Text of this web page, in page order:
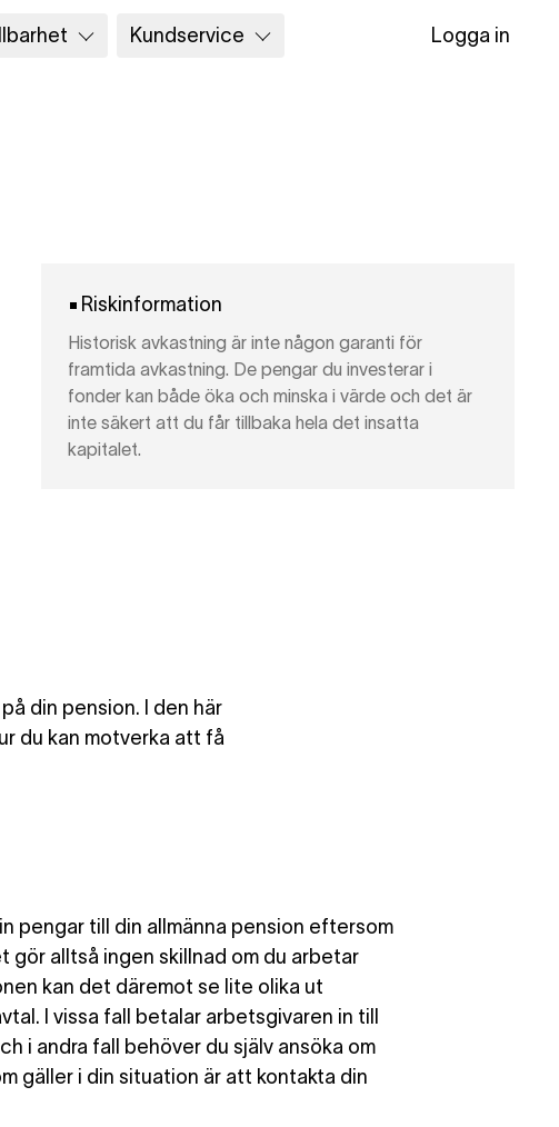
Kundservice Logga in
Riskinformation
Historisk avkastning är inte någon garanti för
framtida avkastning. De pengar du investerar i
fonder kan både öka och minska i värde och det är
inte säkert att du får tillbaka hela det insatta
kapitalet.
din pension. I den här
du kan motverka att få
pengar till din allmänna pension eftersom
gör alltså ingen skillnad om du arbetar
kan det däremot se lite olika ut
I vissa fall betalar arbetsgivaren in till
i andra fall behöver du själv ansöka om
gäller i din situation är att kontakta din